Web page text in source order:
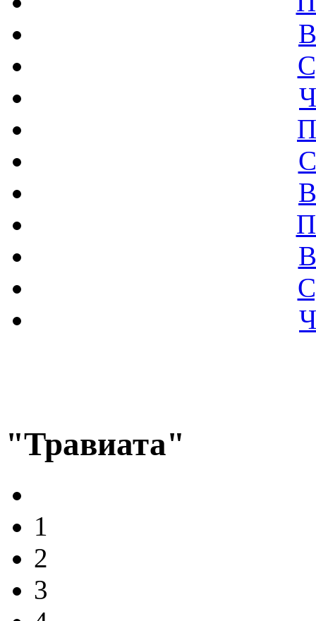
"Травиата"
1
2
3